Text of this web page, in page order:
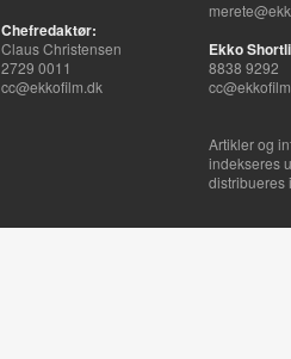
Chefredaktør:
Claus Christensen
2729 0011
cc@ekkofilm.dk
Ekko
8838 9292
Artikler og
indekseres
distribueres